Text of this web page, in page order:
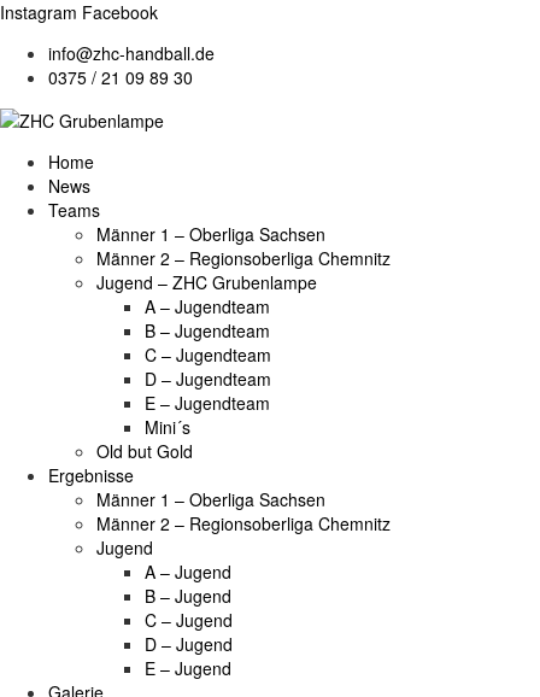
Instagram Facebook
info@zhc-handball.de
0375 / 21 09 89 30
Home
News
Teams
Männer 1 – Oberliga Sachsen
Männer 2 – Regionsoberliga Chemnitz
Jugend – ZHC Grubenlampe
A – Jugendteam
B – Jugendteam
C – Jugendteam
D – Jugendteam
E – Jugendteam
Mini´s
Old but Gold
Ergebnisse
Männer 1 – Oberliga Sachsen
Männer 2 – Regionsoberliga Chemnitz
Jugend
A – Jugend
B – Jugend
C – Jugend
D – Jugend
E – Jugend